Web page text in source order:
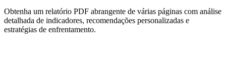
Obtenha um relatório PDF abrangente de várias páginas com análise
detalhada de indicadores, recomendações personalizadas e
estratégias de enfrentamento.